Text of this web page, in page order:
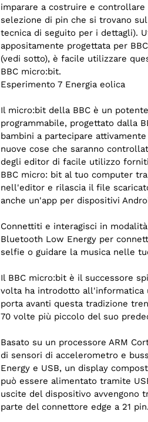
imparare a costruire e
selezione di pin che si trovano
tecnica di seguito per i dettagli).
appositamente progettata per
(vedi sotto), è facile utilizzare
BBC micro:bit.
Esperimento 7 Energia eolica
Il micro:bit della BBC è un
programmabile, progettato dalla
bambini a partecipare
nuove cose che saranno
degli editor di facile utilizzo
BBC micro: bit al tuo computer
nell'editor e rilascia il file
anche un'app per dispositivi
Connettiti e interagisci in
Bluetooth Low Energy per
selfie o guidare la musica nelle
Il BBC micro:bit è il successore
volta ha introdotto all'informatica
porta avanti questa tradizione
70 volte più piccolo del suo
Basato su un processore ARM
di sensori di accelerometro e
Energy e USB, un display
può essere alimentato tramite
uscite del dispositivo avvengono
parte del connettore edge a 21 pin.